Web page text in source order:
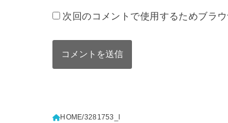
次回のコメントで使用するためブラ
HOME 3281753_l